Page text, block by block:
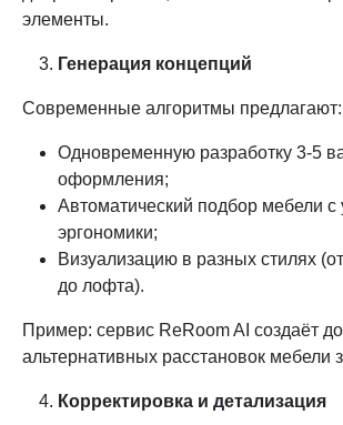
элементы.
Генерация концепций
Современные алгоритмы предлагают:
Одновременную разработку 3-5
оформления;
Автоматический подбор мебели с
эргономики;
Визуализацию в разных стилях
до лофта).
Пример: сервис ReRoom AI создаёт
альтернативных расстановок мебели
Корректировка и детализация